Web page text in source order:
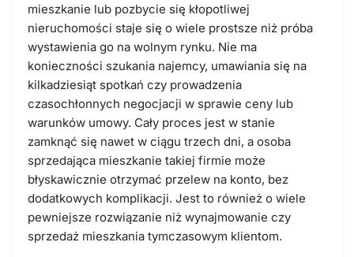
mieszkanie lub pozbycie się kłopotliwej
nieruchomości staje się o wiele prostsze niż próba
wystawienia go na wolnym rynku. Nie ma
konieczności szukania najemcy, umawiania się na
kilkadziesiąt spotkań czy prowadzenia
czasochłonnych negocjacji w sprawie ceny lub
warunków umowy. Cały proces jest w stanie
zamknąć się nawet w ciągu trzech dni, a osoba
sprzedająca mieszkanie takiej firmie może
błyskawicznie otrzymać przelew na konto, bez
dodatkowych komplikacji. Jest to również o wiele
pewniejsze rozwiązanie niż wynajmowanie czy
sprzedaż mieszkania tymczasowym klientom.